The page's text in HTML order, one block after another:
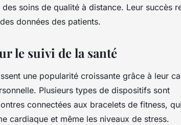
soins de qualité à distance. Leur succès
données des patients.
le suivi de la santé
une popularité croissante grâce à leur
Plusieurs types de dispositifs sont
connectées aux bracelets de fitness, qui
cardiaque et même les niveaux de stress.